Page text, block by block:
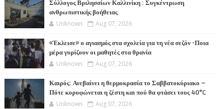
Σύλλογος Βριλησσίων Καλλινίκη : Συγκέντρωση
ανθρωπιστικής βοήθειας
Unknown Aug 07, 2026
«Έκλεισε» ο αγιασμός στα σχολεία για τη νέα σεζόν -Ποια
μέρα γυρίζουν οι μαθητές στα θρανία
Unknown Aug 07, 2026
Καιρός: Ανεβαίνει η θερμοκρασία το Σαββατοκύριακο –
Πότε κορυφώνεται η ζέστη και πού θα φτάσει τους 40°C
Unknown Aug 07, 2026